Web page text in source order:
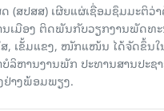
(ສປສສ) ເຜີຍແຜ່ເຊື່ອມຊຶມມະຕິ
ນເມືອງ ຕິດພັນກັບວຽກງານພັດທ
, ເຂັ້ມແຂງ, ໜັກແໜ້ນ ໄດ້ຈັດຂຶ້ນ
ລິຫານງານພັກ ປະທານສານປ
າງພ້ອມພຽງ.